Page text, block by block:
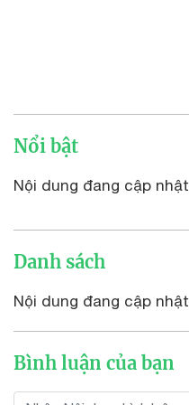
Nổi bật
Nội dung đang cập nhật
Danh sách
Nội dung đang cập nhật
Bình luận của bạn